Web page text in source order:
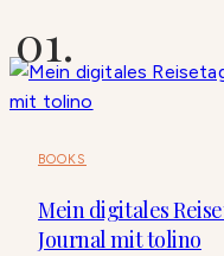
BOOKS
Mein digitales
Journal mit tolino